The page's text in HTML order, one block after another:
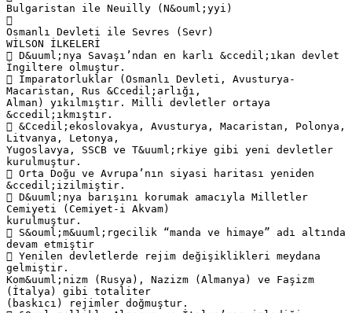
Bulgaristan ile Neuilly (N&ouml;yyi)

Osmanlı Devleti ile Sevres (Sevr)
WİLSON İLKELERİ
 D&uuml;nya Savaşı’ndan en karlı &ccedil;ıkan devlet
İngiltere olmuştur.
 İmparatorluklar (Osmanlı Devleti, Avusturya-
Macaristan, Rus &Ccedil;arlığı,
Alman) yıkılmıştır. Milli devletler ortaya
&ccedil;ıkmıştır.
 &Ccedil;ekoslovakya, Avusturya, Macaristan, Polonya,
Litvanya, Letonya,
Yugoslavya, SSCB ve T&uuml;rkiye gibi yeni devletler
kurulmuştur.
 Orta Doğu ve Avrupa’nın siyasi haritası yeniden
&ccedil;izilmiştir.
 D&uuml;nya barışını korumak amacıyla Milletler
Cemiyeti (Cemiyet-i Akvam)
kurulmuştur.
 S&ouml;m&uuml;rgecilik “manda ve himaye” adı altında
devam etmiştir
 Yenilen devletlerde rejim değişiklikleri meydana
gelmiştir.
Kom&uuml;nizm (Rusya), Nazizm (Almanya) ve Faşizm
(İtalya) gibi totaliter
(baskıcı) rejimler doğmuştur.